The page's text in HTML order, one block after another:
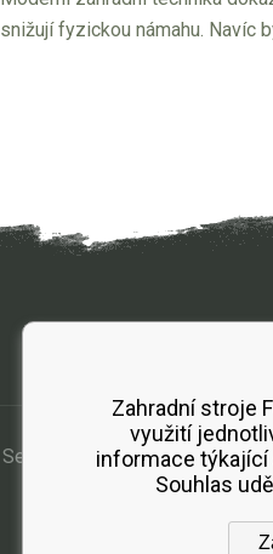
snižují fyzickou námahu. Navíc
Servis Obchodní
Zahradní stroje
využití
informace týkající
Souhlas